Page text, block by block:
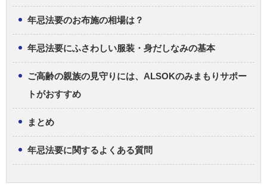
年忌法要のお布施の相場は？
年忌法要にふさわしい服装・身だしなみの基本
ご高齢の親族の見守りには、ALSOKのみまもりサポー
トがおすすめ
まとめ
年忌法要に関するよくある質問